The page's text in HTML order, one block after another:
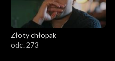
Złoty chłopak
odc. 273